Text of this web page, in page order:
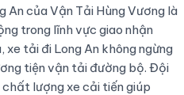
An của Vận Tải Hùng Vương là
trong lĩnh vực giao nhận
xe tải đi Long An không ngừng
tiện vận tải đường bộ. Đội
chất lượng xe cải tiến giúp